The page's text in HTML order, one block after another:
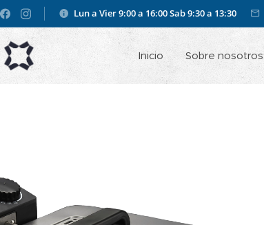
Lun a Vier 9:00 a 16:00Sab 9:30 a 13:30
Inicio Sobre nosotros